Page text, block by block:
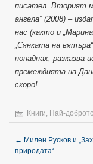
писател. Вторият
ангела“ (2008) –
нас (както и
„Сянката на
попаднах, разказва
премеждията на
скоро!
Книги Най-
← Милен Русков и
природата“